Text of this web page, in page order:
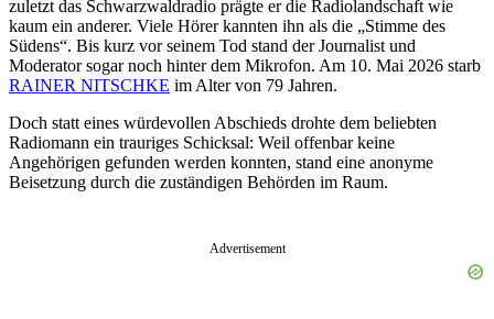
zuletzt das Schwarzwaldradio prägte er die Radiolandschaft wie
kaum ein anderer. Viele Hörer kannten ihn als die „Stimme des
Südens“. Bis kurz vor seinem Tod stand der Journalist und
Moderator sogar noch hinter dem Mikrofon. Am 10. Mai 2026 starb
RAINER NITSCHKE im Alter von 79 Jahren.
Doch statt eines würdevollen Abschieds drohte dem beliebten
Radiomann ein trauriges Schicksal: Weil offenbar keine
Angehörigen gefunden werden konnten, stand eine anonyme
Beisetzung durch die zuständigen Behörden im Raum.
Advertisement